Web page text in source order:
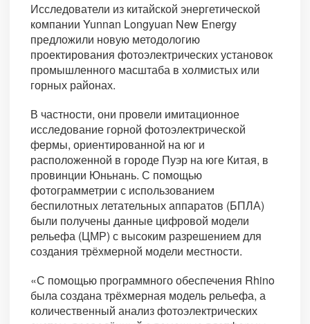
Исследователи из китайской энергетической
компании Yunnan Longyuan New Energy
предложили новую методологию
проектирования фотоэлектрических установок
промышленного масштаба в холмистых или
горных районах.
В частности, они провели имитационное
исследование горной фотоэлектрической
фермы, ориентированной на юг и
расположенной в городе Пуэр на юге Китая, в
провинции Юньнань. С помощью
фотограмметрии с использованием
беспилотных летательных аппаратов (БПЛА)
были получены данные цифровой модели
рельефа (ЦМР) с высоким разрешением для
создания трёхмерной модели местности.
«С помощью программного обеспечения Rhino
была создана трёхмерная модель рельефа, а
количественный анализ фотоэлектрических